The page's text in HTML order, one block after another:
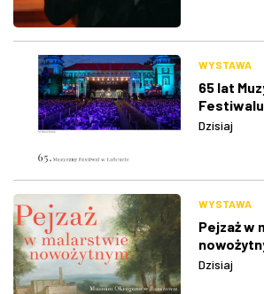
WYSTAWA
65 lat
Dzisiaj
WYSTAWA
Pejzaż w
Dzisiaj